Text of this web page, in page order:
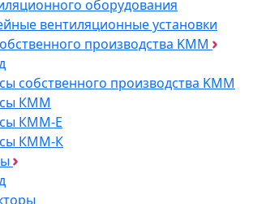
оборудования
вентиляционные установки
производства KMM
собственного производства KMM
КММ
КММ-Е
КММ-К